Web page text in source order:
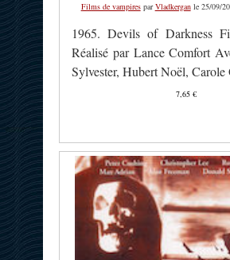
Films de vampiresparVladkerganle 25/09/
1965. Devils of Darkness
Réalisé par Lance Comfort
Sylvester, Hubert Noël, Carole
7,65 €